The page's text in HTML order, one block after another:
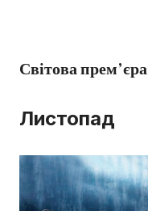
Світова прем’єра
Листопад